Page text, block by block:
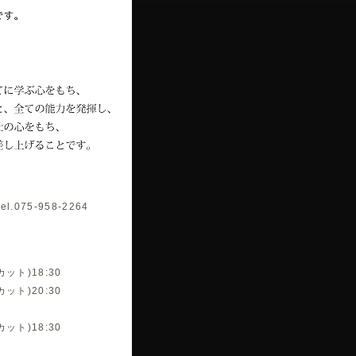
958-2264
ット)18:30
ット)20:30
ット)18:30